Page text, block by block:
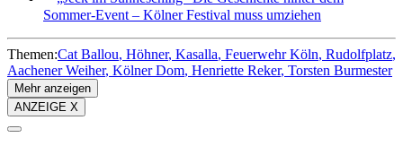
Sommer-Event – Kölner Festival muss umziehen
Themen:Cat Ballou Höhner Kasalla Feuerwehr Köln Rudolfplatz
Aachener Weiher Kölner Dom Henriette Reker Torsten Burmester
Mehr anzeigen
ANZEIGE X